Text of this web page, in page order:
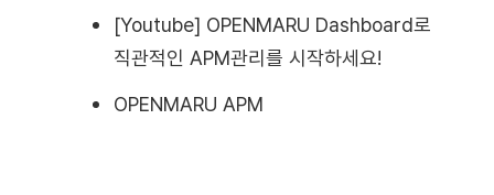
[Youtube] OPENMARU Dashboard로
직관적인 APM관리를 시작하세요!
OPENMARU APM